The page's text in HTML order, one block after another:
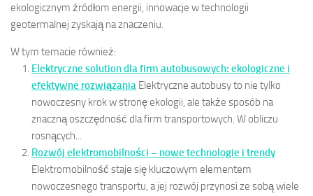
ekologicznym źródłom energii, innowacje w technologii
geotermalnej zyskają na znaczeniu.
W tym temacie również:
Elektryczne solution dla firm autobusowych: ekologiczne i
efektywne rozwiązania Elektryczne autobusy to nie tylko
nowoczesny krok w stronę ekologii, ale także sposób na
znaczną oszczędność dla firm transportowych. W obliczu
rosnących...
Rozwój elektromobilności – nowe technologie i trendy
Elektromobilność staje się kluczowym elementem
nowoczesnego transportu, a jej rozwój przynosi ze sobą wiele